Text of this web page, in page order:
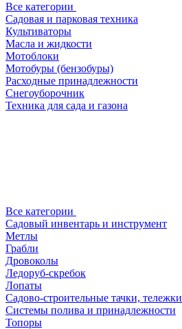
Все категории
Садовая и парковая техника
Культиваторы
Масла и жидкости
Мотоблоки
Мотобуры (бензобуры)
Расходные принадлежности
Снегоуборочник
Техника для сада и газона
Все категории
Садовый инвентарь и инструмент
Метлы
Грабли
Дровоколы
Ледоруб-скребок
Лопаты
Садово-строительные тачки, тележки
Системы полива и принадлежности
Топоры